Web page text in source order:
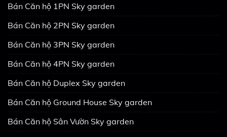
Bán Căn hộ 1PN Sky garden
Bán Căn hộ 2PN Sky garden
Bán Căn hộ 3PN Sky garden
Bán Căn hộ 4PN Sky garden
Bán Căn hộ Duplex Sky garden
Bán Căn hộ Ground House Sky garden
Bán Căn hộ Sân Vườn Sky garden